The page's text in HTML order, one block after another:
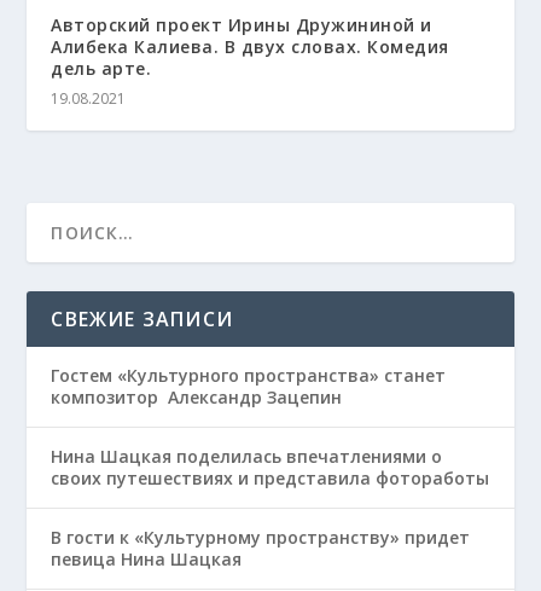
Авторский проект Ирины Дружининой и
Алибека Калиева. В двух словах. Комедия
дель арте.
19.08.2021
СВЕЖИЕ ЗАПИСИ
Гостем «Культурного пространства» станет
композитор Александр Зацепин
Нина Шацкая поделилась впечатлениями о
своих путешествиях и представила фотоработы
В гости к «Культурному пространству» придет
певица Нина Шацкая